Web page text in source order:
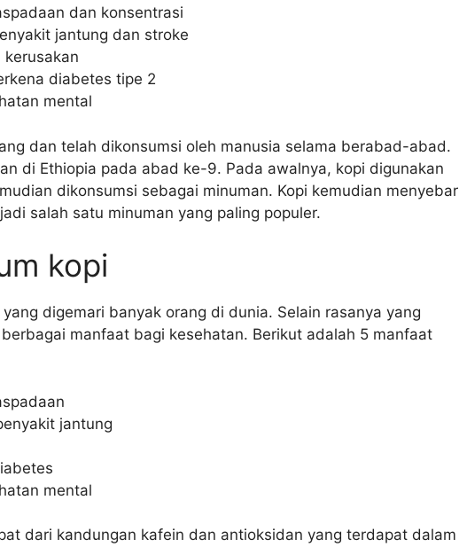
dan konsentrasi
jantung dan stroke
diabetes tipe 2
mental
dan telah dikonsumsi oleh manusia selama berabad-abad.
di Ethiopia pada abad ke-9. Pada awalnya, kopi digunakan
dikonsumsi sebagai minuman. Kopi kemudian menyebar
salah satu minuman yang paling populer.
kopi
digemari banyak orang di dunia. Selain rasanya yang
manfaat bagi kesehatan. Berikut adalah 5 manfaat
jantung
mental
dari kandungan kafein dan antioksidan yang terdapat dalam